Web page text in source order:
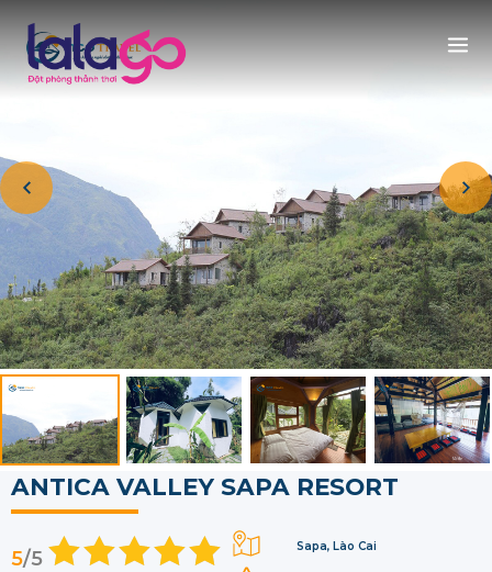
ANTICA VALLEY SAPA RESORT
Sapa, Lào Cai
5/5